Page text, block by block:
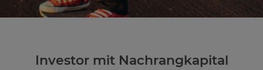
DE EN
Investor mit Nachrangkapital